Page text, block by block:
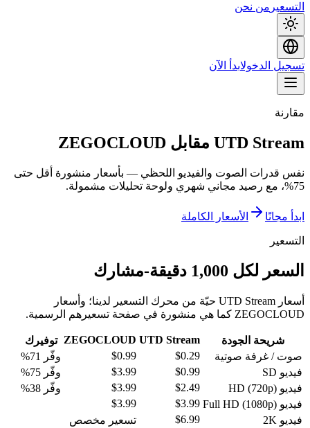
التسعير من نحن
تسجيل الدخولابدأ الآن
مقارنة
UTD Stream مقابل ZEGOCLOUD
نفس قدرات الصوت والفيديو اللحظي — بأسعار منشورة أقل حتى
75%، مع رصيد مجاني شهري ولوحة تحليلات مشمولة.
ابدأ مجانًا الأسعار الكاملة
التسعير
السعر لكل 1,000 دقيقة-مشارك
أسعار UTD Stream حيّة من محرك التسعير لدينا؛ وأسعار
ZEGOCLOUD كما هي منشورة في صفحة تسعيرهم الرسمية.
شريحة الجودة UTD Stream
ZEGOCLOUD
توفيرك
صوت / غرفة صوتية
$0.29
$0.99
وفّر 71%
فيديو SD
$0.99
$3.99
وفّر 75%
فيديو HD (720p)
$2.49
$3.99
وفّر 38%
فيديو Full HD (1080p)
$3.99
$3.99
فيديو 2K
$6.99
تسعير مخصص